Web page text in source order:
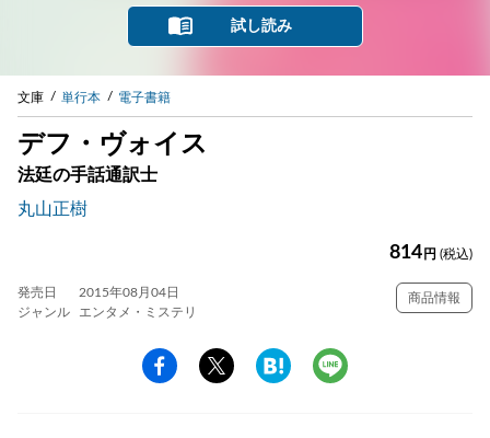
試し読み
文庫 単行本 電子書籍
デフ・ヴォイス
法廷の手話通訳士
丸山正樹
814 円 (税込)
発売日
2015年08月04日
ジャンル
エンタメ・ミステリ
商品情報